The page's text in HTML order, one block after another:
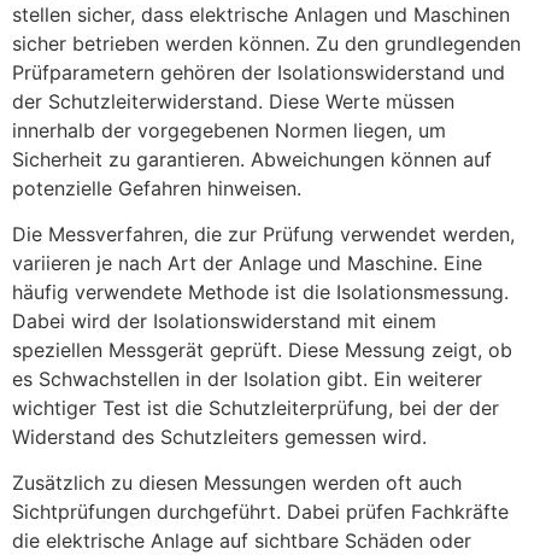
stellen sicher, dass elektrische Anlagen und Maschinen
sicher betrieben werden können. Zu den grundlegenden
Prüfparametern gehören der Isolationswiderstand und
der Schutzleiterwiderstand. Diese Werte müssen
innerhalb der vorgegebenen Normen liegen, um
Sicherheit zu garantieren. Abweichungen können auf
potenzielle Gefahren hinweisen.
Die Messverfahren, die zur Prüfung verwendet werden,
variieren je nach Art der Anlage und Maschine. Eine
häufig verwendete Methode ist die Isolationsmessung.
Dabei wird der Isolationswiderstand mit einem
speziellen Messgerät geprüft. Diese Messung zeigt, ob
es Schwachstellen in der Isolation gibt. Ein weiterer
wichtiger Test ist die Schutzleiterprüfung, bei der der
Widerstand des Schutzleiters gemessen wird.
Zusätzlich zu diesen Messungen werden oft auch
Sichtprüfungen durchgeführt. Dabei prüfen Fachkräfte
die elektrische Anlage auf sichtbare Schäden oder